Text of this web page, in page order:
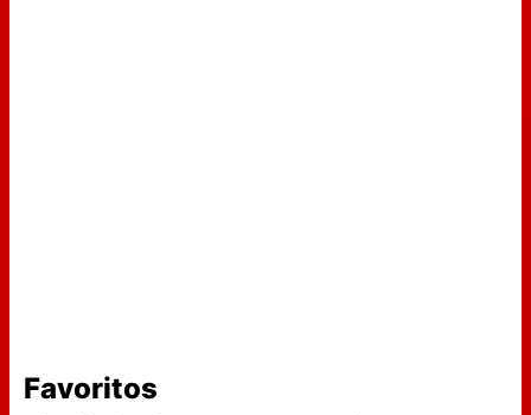
Favoritos